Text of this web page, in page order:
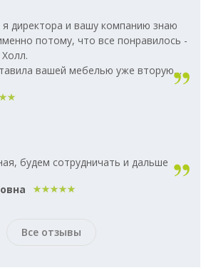
я директора и вашу компанию знаю
потому, что все понравилось -
вашей мебелью уже вторую
будем сотрудничать и дальше
Все отзывы